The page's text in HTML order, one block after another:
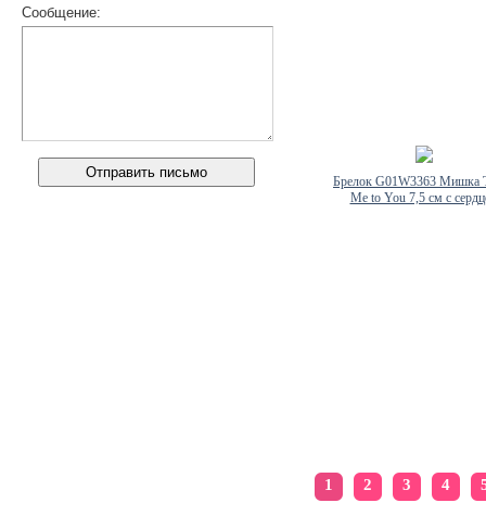
Сообщение:
Брелок G01W3363 Мишка
Me to You 7,5 см с
1 2 3 4